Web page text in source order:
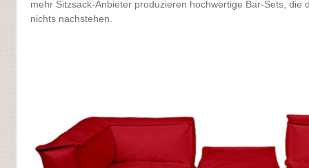
mehr Sitzsack-Anbieter produzieren hochwertige Bar-Sets, die
nichts nachstehen.